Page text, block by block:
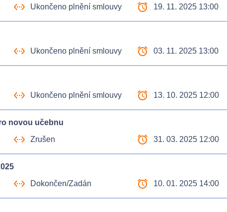
settings_ethernet Ukončeno plnění smlouvy access_alarm 19. 11. 2025 13:00
settings_ethernet Ukončeno plnění smlouvy access_alarm 03. 11. 2025 13:00
settings_ethernet Ukončeno plnění smlouvy access_alarm 13. 10. 2025 12:00
novou učebnu
settings_ethernet Zrušen access_alarm 31. 03. 2025 12:00
settings_ethernet Dokončen/Zadán access_alarm 10. 01. 2025 14:00